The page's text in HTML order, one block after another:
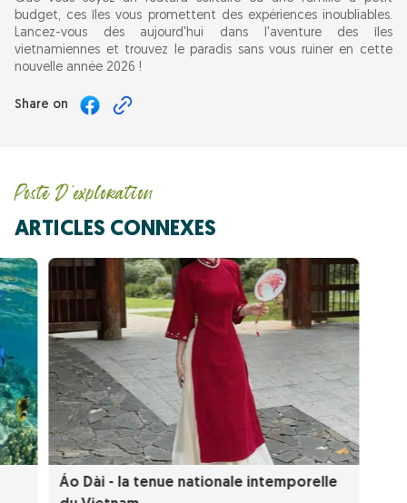
budget, ces îles vous promettent des expériences inoubliables.
Lancez-vous dès aujourd'hui dans l'aventure des îles
vietnamiennes et trouvez le paradis sans vous ruiner en cette
nouvelle année 2026 !
Share on
Poste D'exploration
ARTICLES CONNEXES
Áo Dài - la tenue nationale intemporelle